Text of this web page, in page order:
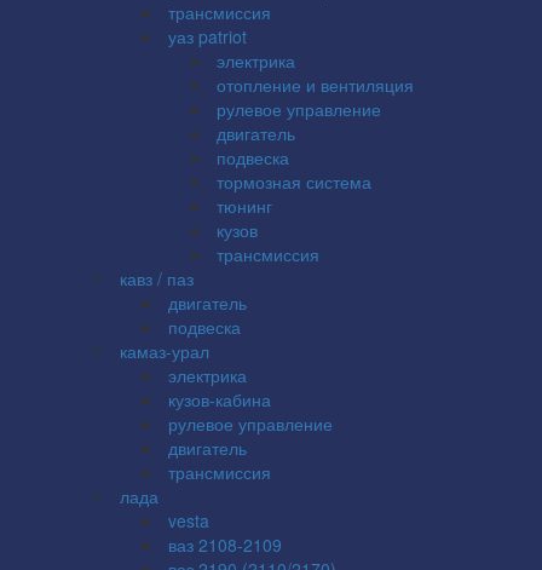
трансмиссия
уаз patriot
электрика
отопление и вентиляция
рулевое управление
двигатель
подвеска
тормозная система
тюнинг
кузов
трансмиссия
кавз / паз
двигатель
подвеска
камаз-урал
электрика
кузов-кабина
рулевое управление
двигатель
трансмиссия
лада
vesta
ваз 2108-2109